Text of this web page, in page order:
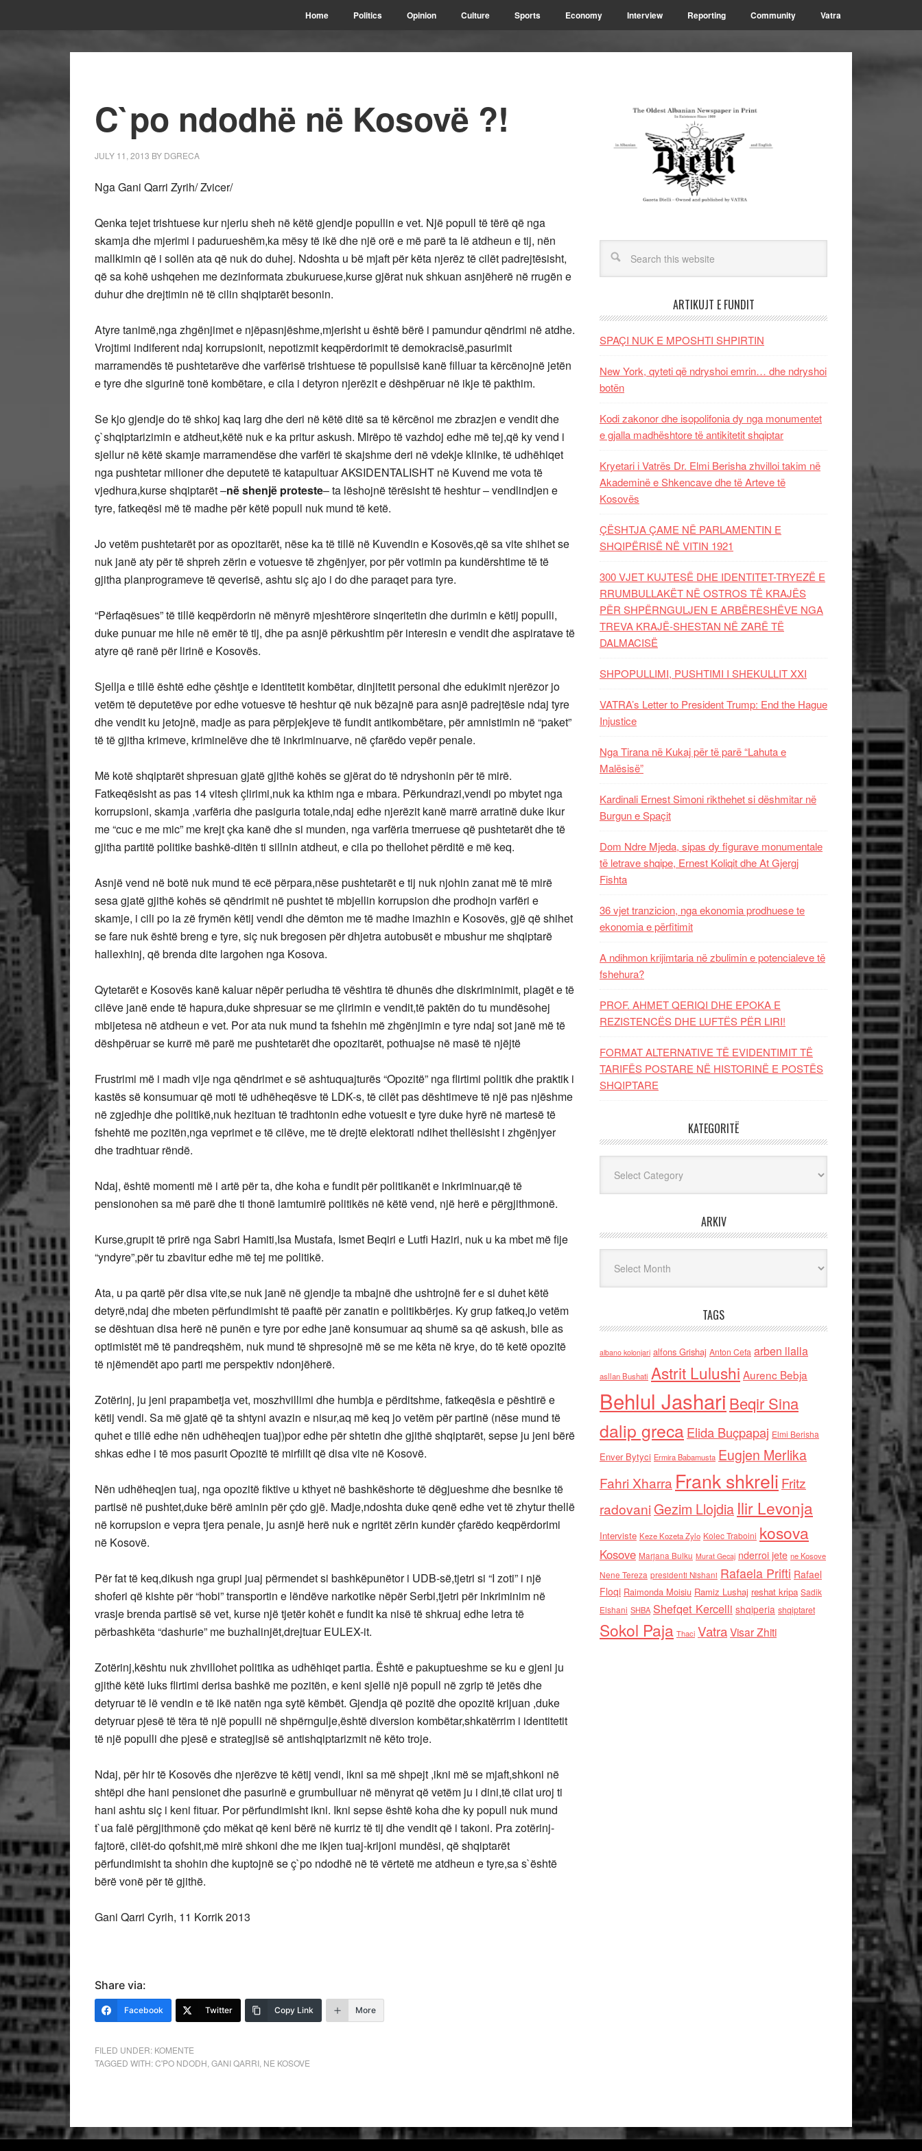
Home Politics Opinion Culture Sports Economy Interview Reporting Community Vatra
C`po ndodhë në Kosovë ?!
JULY 11, 2013 BY DGRECA
Nga Gani Qarri Zyrih/ Zvicer/
Qenka tejet trishtuese kur njeriu sheh në këtë gjendje popullin e vet. Një popull të tërë që nga
skamja dhe mjerimi i padurueshëm,ka mësy të ikë dhe një orë e më parë ta lë atdheun e tij, nën
mallkimin që i sollën ata që nuk do duhej. Ndoshta u bë mjaft për këta njerëz të cilët padrejtësisht,
që sa kohë ushqehen me dezinformata zbukuruese,kurse gjërat nuk shkuan asnjëherë në rrugën e
duhur dhe drejtimin në të cilin shqiptarët besonin.
Atyre tanimë,nga zhgënjimet e njëpasnjëshme,mjerisht u është bërë i pamundur qëndrimi në atdhe.
Vrojtimi indiferent ndaj korrupsionit, nepotizmit keqpërdorimit të demokracisë,pasurimit
marramendës të pushtetarëve dhe varfërisë trishtuese të popullsisë kanë filluar ta kërcënojnë jetën
e tyre dhe sigurinë tonë kombëtare, e cila i detyron njerëzit e dëshpëruar në ikje të pakthim.
Se kjo gjendje do të shkoj kaq larg dhe deri në këtë ditë sa të kërcënoi me zbrazjen e vendit dhe
ç`shqiptarizimin e atdheut,këtë nuk e ka pritur askush. Mirëpo të vazhdoj edhe më tej,që ky vend i
sjellur në këtë skamje marramendëse dhe varfëri të skajshme deri në vdekje klinike, të udhëhiqet
nga pushtetar milioner dhe deputetë të katapultuar AKSIDENTALISHT në Kuvend me vota të
vjedhura,kurse shqiptarët –në shenjë proteste– ta lëshojnë tërësisht të heshtur – vendlindjen e
tyre, fatkeqësi më të madhe për këtë popull nuk mund të ketë.
Jo vetëm pushtetarët por as opozitarët, nëse ka të tillë në Kuvendin e Kosovës,që sa vite shihet se
nuk janë aty për të shpreh zërin e votuesve të zhgënjyer, por për votimin pa kundërshtime të të
gjitha planprogrameve të qeverisë, ashtu siç ajo i do dhe paraqet para tyre.
“Përfaqësues” të tillë keqpërdorin në mënyrë mjeshtërore sinqeritetin dhe durimin e këtij populli,
duke punuar me hile në emër të tij, dhe pa asnjë përkushtim për interesin e vendit dhe aspiratave të
atyre që ranë për lirinë e Kosovës.
Sjellja e tillë është edhe çështje e identitetit kombëtar, dinjitetit personal dhe edukimit njerëzor jo
vetëm të deputetëve por edhe votuesve të heshtur që nuk bëzajnë para asnjë padrejtësie ndaj tyre
dhe vendit ku jetojnë, madje as para përpjekjeve të fundit antikombëtare, për amnistimin në “paket”
të të gjitha krimeve, kriminelëve dhe të inkriminuarve, në çfarëdo vepër penale.
Më kotë shqiptarët shpresuan gjatë gjithë kohës se gjërat do të ndryshonin për të mirë.
Fatkeqësisht as pas 14 vitesh çlirimi,nuk ka kthim nga e mbara. Përkundrazi,vendi po mbytet nga
korrupsioni, skamja ,varfëria dhe pasiguria totale,ndaj edhe njerëzit kanë marrë arratinë duke ikur
me “cuc e me mic” me krejt çka kanë dhe si munden, nga varfëria tmerruese që pushtetarët dhe të
gjitha partitë politike bashkë-ditën ti sillnin atdheut, e cila po thellohet përditë e më keq.
Asnjë vend në botë nuk mund të ecë përpara,nëse pushtetarët e tij nuk njohin zanat më të mirë
sesa gjatë gjithë kohës së qëndrimit në pushtet të mbjellin korrupsion dhe prodhojn varfëri e
skamje, i cili po ia zë frymën këtij vendi dhe dëmton me të madhe imazhin e Kosovës, gjë që shihet
se fare nuk është breng e tyre, siç nuk bregosen për dhjetra autobusët e mbushur me shqiptarë
hallexhinj, që brenda dite largohen nga Kosova.
Qytetarët e Kosovës kanë kaluar nëpër periudha të vështira të dhunës dhe diskriminimit, plagët e të
cilëve janë ende të hapura,duke shpresuar se me çlirimin e vendit,të paktën do tu mundësohej
mbijetesa në atdheun e vet. Por ata nuk mund ta fshehin më zhgënjimin e tyre ndaj sot janë më të
dëshpëruar se kurrë më parë me pushtetarët dhe opozitarët, pothuajse në masë të njëjtë
Frustrimi më i madh vije nga qëndrimet e së ashtuquajturës “Opozitë” nga flirtimi politik dhe praktik i
kastës së konsumuar që moti të udhëheqësve të LDK-s, të cilët pas dështimeve të një pas njëshme
në zgjedhje dhe politikë,nuk hezituan të tradhtonin edhe votuesit e tyre duke hyrë në martesë të
fshehtë me pozitën,nga veprimet e të cilëve, me të drejtë elektorati ndihet thellësisht i zhgënjyer
dhe tradhtuar rëndë.
Ndaj, është momenti më i artë për ta, dhe koha e fundit për politikanët e inkriminuar,që të
pensionohen sa më parë dhe ti thonë lamtumirë politikës në këtë vend, një herë e përgjithmonë.
Kurse,grupit të prirë nga Sabri Hamiti,Isa Mustafa, Ismet Beqiri e Lutfi Haziri, nuk u ka mbet më fije
“yndyre”,për tu zbavitur edhe më tej me politikë.
Ata, u pa qartë për disa vite,se nuk janë në gjendje ta mbajnë dhe ushtrojnë fer e si duhet këtë
detyrë,ndaj dhe mbeten përfundimisht të paaftë për zanatin e politikbërjes. Ky grup fatkeq,jo vetëm
se dështuan disa herë në punën e tyre por edhe janë konsumuar aq shumë sa që askush, bile as
optimistët më të pandreqshëm, nuk mund të shpresojnë më se me këta në krye, do të ketë opozitë
të njëmendët apo parti me perspektiv ndonjëherë.
Zotërinj, ju jeni prapambetja vet, moszhvillimi dhe humbja e përditshme, fatkeqësia e pështirë e
këtij vendi. Sa më gjatë që ta shtyni avazin e nisur,aq më keq jo vetëm për partinë (nëse mund të
quhet e tillë edhe nën udhëheqjen tuaj)por edhe për shtetin dhe gjithë shqiptarët, sepse ju jeni bërë
shkas edhe i të mos pasurit Opozitë të mirfillt që disa vite në Kosovë.
Nën udhëheqjen tuaj, nga opozitë fiktive u kthyet në bashkëshorte të dëgjueshme dhe besnike të
partisë në pushtet,duke bërë aminin për çdo gjë. Madje,ndoshta duke qenë edhe vet të zhytur thellë
në korrupsion e vepra tjera penale, ju asnjë herë nuk e ngritët zërin kundër çfarëdo keqpërdorimi
në Kosovë.
Për fat të keq,dikush nga grupi juaj përmendet si bashkëpunëtor i UDB-së,tjetri si “I zoti” i një
shoferi që kishte për “hobi” transportin e lëndëve narkotike nëpër Serbi,tjetri për inkriminim në
vrasje brenda partisë së vet, kurse një tjetër kohët e fundit ka nisë të shkruaj edhe letra të
përbashkëta “dashurie” me buzhalinjët,drejtuar EULEX-it.
Zotërinj,kështu nuk zhvillohet politika as udhëhiqet partia. Është e pakuptueshme se ku e gjeni ju
gjithë këtë luks flirtimi derisa bashkë me pozitën, e keni sjellë një popull në zgrip të jetës dhe
detyruar të lë vendin e të ikë natën nga sytë këmbët. Gjendja që pozitë dhe opozitë krijuan ,duke
detyruar pjesë të tëra të një populli në shpërngulje,është diversion kombëtar,shkatërrim i identitetit
të një populli dhe pjesë e strategjisë së antishqiptarizmit në këto troje.
Ndaj, për hir të Kosovës dhe njerëzve të këtij vendi, ikni sa më shpejt ,ikni më se mjaft,shkoni në
shtëpi dhe hani pensionet dhe pasurinë e grumbulluar në mënyrat që vetëm ju i dini,të cilat uroj ti
hani ashtu siç i keni fituar. Por përfundimisht ikni. Ikni sepse është koha dhe ky popull nuk mund
t`ua falë përgjithmonë çdo mëkat që keni bërë në kurriz të tij dhe vendit që i takoni. Pra zotërinj-
fajtorë, cilët-do qofshit,më mirë shkoni dhe me ikjen tuaj-krijoni mundësi, që shqiptarët
përfundimisht ta shohin dhe kuptojnë se ç`po ndodhë në të vërtetë me atdheun e tyre,sa s`është
bërë vonë për të gjithë.
Gani Qarri Cyrih, 11 Korrik 2013
Share via:
Facebook Twitter Copy Link More
FILED UNDER: KOMENTE
TAGGED WITH:C'PO NDODH GANI QARRI NE KOSOVE
ARTIKUJT E FUNDIT
SPAÇI NUK E MPOSHTI SHPIRTIN
New York, qyteti që ndryshoi emrin… dhe ndryshoi
botën
Kodi zakonor dhe isopolifonia dy nga monumentet
e gjalla madhështore të antikitetit shqiptar
Kryetari i Vatrës Dr. Elmi Berisha zhvilloi takim në
Akademinë e Shkencave dhe të Arteve të
Kosovës
ÇËSHTJA ÇAME NË PARLAMENTIN E
SHQIPËRISË NË VITIN 1921
300 VJET KUJTESË DHE IDENTITET-TRYEZË E
RRUMBULLAKËT NË OSTROS TË KRAJËS
PËR SHPËRNGULJEN E ARBËRESHËVE NGA
TREVA KRAJË-SHESTAN NË ZARË TË
DALMACISË
SHPOPULLIMI, PUSHTIMI I SHEKULLIT XXI
VATRA’s Letter to President Trump: End the Hague
Injustice
Nga Tirana në Kukaj për të parë “Lahuta e
Malësisë”
Kardinali Ernest Simoni rikthehet si dëshmitar në
Burgun e Spaçit
Dom Ndre Mjeda, sipas dy figurave monumentale
të letrave shqipe, Ernest Koliqit dhe At Gjergj
Fishta
36 vjet tranzicion, nga ekonomia prodhuese te
ekonomia e përfitimit
A ndihmon krijimtaria në zbulimin e potencialeve të
fshehura?
PROF. AHMET QERIQI DHE EPOKA E
REZISTENCЁS DHE LUFTЁS PЁR LIRI!
FORMAT ALTERNATIVE TË EVIDENTIMIT TË
TARIFËS POSTARE NË HISTORINË E POSTËS
SHQIPTARE
KATEGORITË
ARKIV
TAGS
albano kolonjari alfons Grishaj Anton Cefa arben llalla
asllan Bushati Astrit Lulushi Aurenc Bebja
Behlul Jashari Beqir Sina
dalip grecaElida Buçpapaj Elmi Berisha
Enver Bytyci Ermira Babamusta Eugjen Merlika
Fahri Xharra Frank shkreli Fritz
radovaniGezim Llojdia Ilir Levonja
Interviste Keze Kozeta Zylo Kolec Traboini kosova
Kosove Marjana Bulku Murat Gecaj nderroi jete ne Kosove
Nene Tereza presidenti Nishani Rafaela Prifti Rafael
Floqi Raimonda Moisiu Ramiz Lushaj reshat kripa Sadik
Elshani SHBA Shefqet Kercelli shqiperia shqiptaret
Sokol Paja Thaci VatraVisar Zhiti